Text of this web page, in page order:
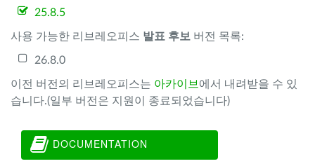
25.8.5
사용 가능한 리브레오피스 발표 후보 버전 목록:
26.8.0
이전 버전의 리브레오피스는 아카이브 에서 내려받을 수 있
습니다.(일부 버전은 지원이 종료되었습니다)
DOCUMENTATION